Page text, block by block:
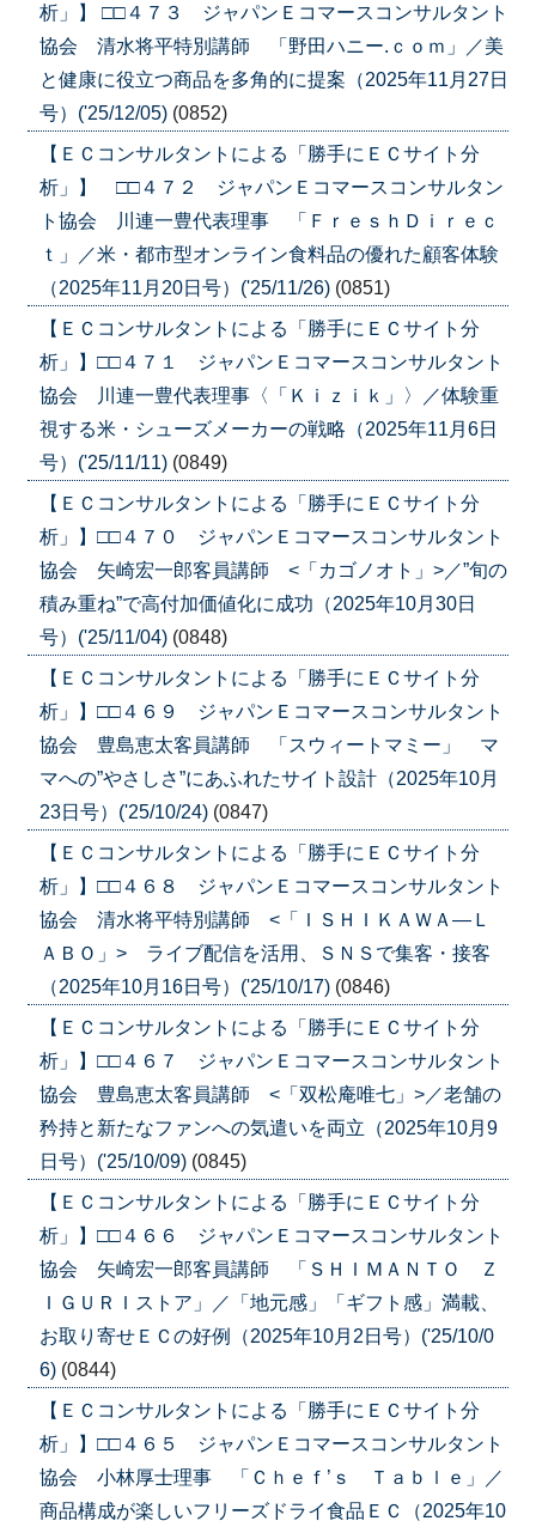
析」】 □□４７３ ジャパンＥコマースコンサルタント
協会 清水将平特別講師 「野田ハニー.ｃｏｍ」／美
と健康に役立つ商品を多角的に提案（2025年11月27日
号）('25/12/05) (0852)
【ＥＣコンサルタントによる「勝手にＥＣサイト分
析」】 □□４７２ ジャパンＥコマースコンサルタン
ト協会 川連一豊代表理事 「ＦｒｅｓｈＤｉｒｅｃ
ｔ」／米・都市型オンライン食料品の優れた顧客体験
（2025年11月20日号）('25/11/26) (0851)
【ＥＣコンサルタントによる「勝手にＥＣサイト分
析」】□□４７１ ジャパンＥコマースコンサルタント
協会 川連一豊代表理事〈「Ｋｉｚｉｋ」〉／体験重
視する米・シューズメーカーの戦略（2025年11月6日
号）('25/11/11) (0849)
【ＥＣコンサルタントによる「勝手にＥＣサイト分
析」】□□４７０ ジャパンＥコマースコンサルタント
協会 矢崎宏一郎客員講師 <「カゴノオト」>／”旬の
積み重ね”で高付加価値化に成功（2025年10月30日
号）('25/11/04) (0848)
【ＥＣコンサルタントによる「勝手にＥＣサイト分
析」】□□４６９ ジャパンＥコマースコンサルタント
協会 豊島恵太客員講師 「スウィートマミー」 マ
マへの”やさしさ”にあふれたサイト設計（2025年10月
23日号）('25/10/24) (0847)
【ＥＣコンサルタントによる「勝手にＥＣサイト分
析」】□□４６８ ジャパンＥコマースコンサルタント
協会 清水将平特別講師 <「ＩＳＨＩＫＡＷＡ―Ｌ
ＡＢＯ」> ライブ配信を活用、ＳＮＳで集客・接客
（2025年10月16日号）('25/10/17) (0846)
【ＥＣコンサルタントによる「勝手にＥＣサイト分
析」】□□４６７ ジャパンＥコマースコンサルタント
協会 豊島恵太客員講師 <「双松庵唯七」>／老舗の
矜持と新たなファンへの気遣いを両立（2025年10月9
日号）('25/10/09) (0845)
【ＥＣコンサルタントによる「勝手にＥＣサイト分
析」】□□４６６ ジャパンＥコマースコンサルタント
協会 矢崎宏一郎客員講師 「ＳＨＩＭＡＮＴＯ Ｚ
ＩＧＵＲＩストア」／「地元感」「ギフト感」満載、
お取り寄せＥＣの好例（2025年10月2日号）('25/10/0
6) (0844)
【ＥＣコンサルタントによる「勝手にＥＣサイト分
析」】□□４６５ ジャパンＥコマースコンサルタント
協会 小林厚士理事 「Ｃｈｅｆ’ｓ Ｔａｂｌｅ」／
商品構成が楽しいフリーズドライ食品ＥＣ（2025年10